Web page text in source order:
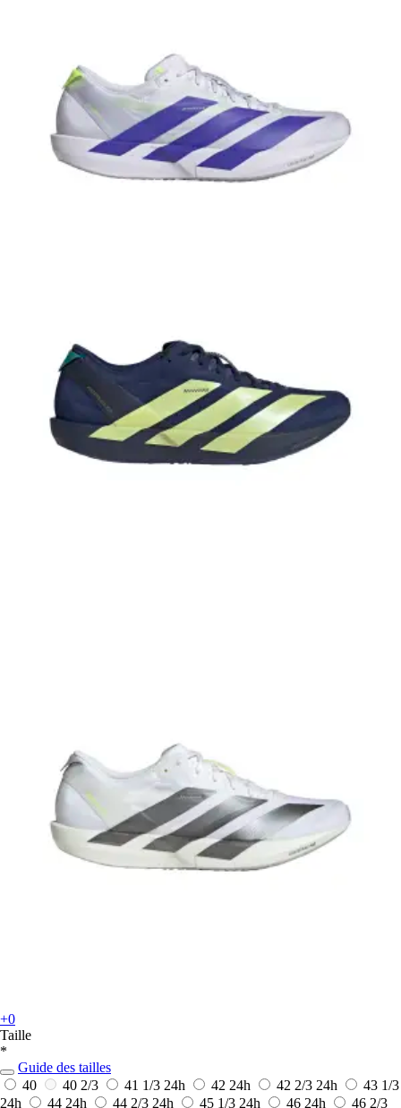
+0
Taille
*
Guide des tailles
40
40 2/3 41 1/3 24h 42 24h 42 2/3 24h
43 1/3
24h
44 24h 44 2/3 24h 45 1/3 24h 46 24h
46 2/3